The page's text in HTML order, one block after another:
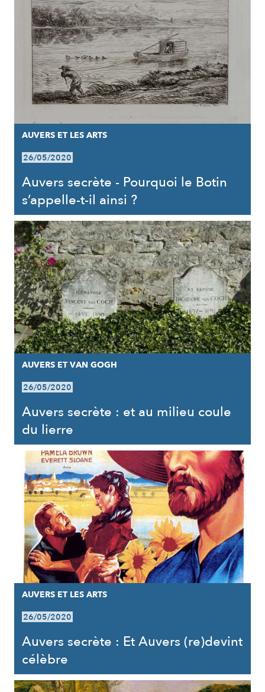
AUVERS ET LES ARTS
26/05/2020
Auvers secrète - Pourquoi le Botin
s’appelle-t-il ainsi ?
AUVERS ET VAN GOGH
26/05/2020
Auvers secrète : et au milieu coule
du lierre
AUVERS ET LES ARTS
26/05/2020
Auvers secrète : Et Auvers (re)devint
célèbre